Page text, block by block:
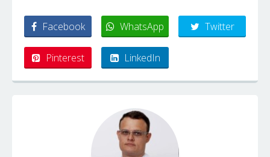
Facebook WhatsApp Twitter
Pinterest LinkedIn